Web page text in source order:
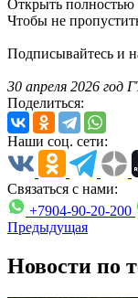
Открыть полностью
Чтобы не
Подписывайтесь и
30 апреля 2026 год
Поделиться:
Наши соц. сети:
Связаться с нами:
+7904-90-20-200
Предыдущая
Новости по